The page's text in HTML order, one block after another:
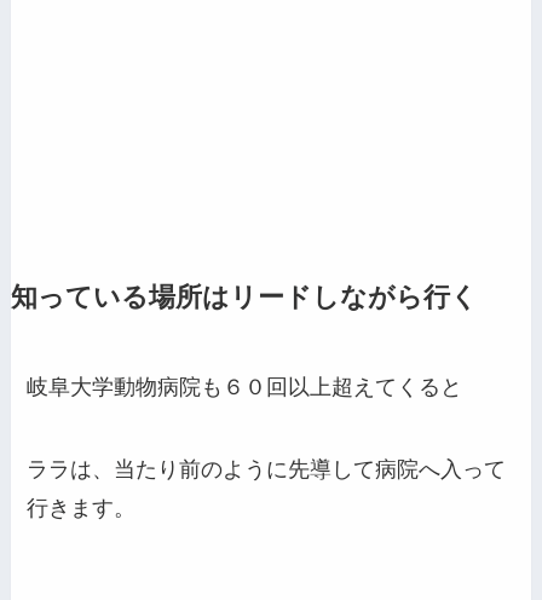
知っている場所はリードしながら行く
岐阜大学動物病院も６０回以上超えてくると
ララは、当たり前のように先導して病院へ入って
行きます。